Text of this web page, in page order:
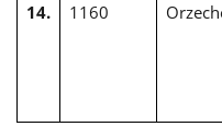
14. 1160